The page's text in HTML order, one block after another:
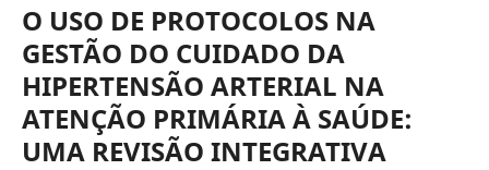
O USO DE PROTOCOLOS NA
GESTÃO DO CUIDADO DA
HIPERTENSÃO ARTERIAL NA
ATENÇÃO PRIMÁRIA À SAÚDE:
UMA REVISÃO INTEGRATIVA